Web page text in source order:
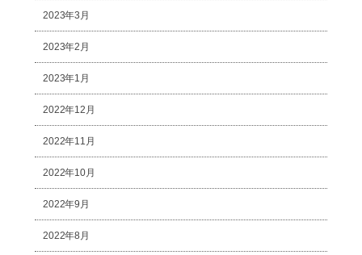
2023年3月
2023年2月
2023年1月
2022年12月
2022年11月
2022年10月
2022年9月
2022年8月